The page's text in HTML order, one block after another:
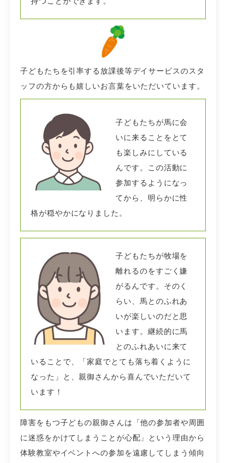
子どもたちを引率する放課後等デイサービスのスタ
ッフの方からも嬉しいお言葉をいただいています。
子どもたちが馬に会
いに来ることをとて
も楽しみにしている
んです。
この活動に
参加するようになっ
てから、明らかに性
格が穏やかになりました。
子どもたちが牧場を
離れるのをすごく嫌
がるんです。そのく
らい、馬とのふれあ
いが楽しいのだと思
います。継続的に馬
とのふれあいに来て
いることで、「家庭でとても落ち着くように
なった」と、親御さんから喜んでいただいて
います！
障害をもつ子どもの親御さんは「他の参加者や周囲
に迷惑をかけてしまうことが心配」という理由から
体験教室やイベントへの参加を遠慮してしまう傾向